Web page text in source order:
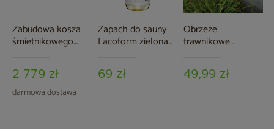
Zabudowa kosza
śmietnikowego
120 l
2 779 zł
darmowa dostawa
Zapach do sauny
Lacoform zielona
69 zł
Obrzeże
trawnikowe
(4 szt.)
49,99 zł